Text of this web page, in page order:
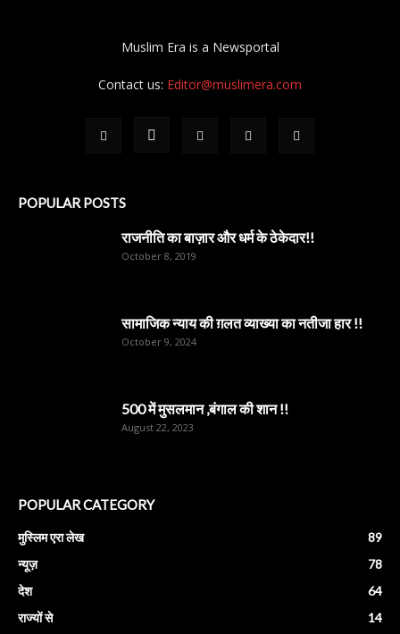
Muslim Era is a Newsportal
Contact us: Editor@muslimera.com
POPULAR POSTS
राजनीति का बाज़ार और धर्म के ठेकेदार!!
October 8, 2019
सामाजिक न्याय की ग़लत व्याख्या का नतीजा हार !!
October 9, 2024
500 में मुसलमान ,बंगाल की शान !!
August 22, 2023
POPULAR CATEGORY
मुस्लिम एरा लेख
89
न्यूज़
78
देश
64
राज्यों से
14